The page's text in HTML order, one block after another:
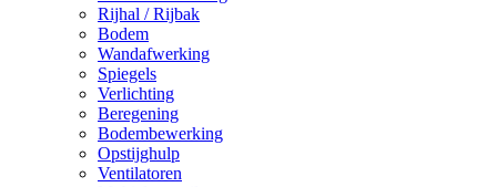
Rijhal / Rijbak
Bodem
Wandafwerking
Spiegels
Verlichting
Beregening
Bodembewerking
Opstijghulp
Ventilatoren